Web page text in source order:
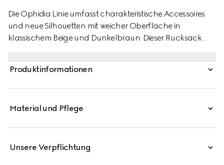
Die Ophidia Linie umfasst charakteristische Accessoires
und neue Silhouetten mit weicher Oberfläche in
klassischem Beige und Dunkelbraun. Dieser Rucksack
grünen und roten Web-Detail.
Produktinformationen
Material und Pflege
Unsere Verpflichtung